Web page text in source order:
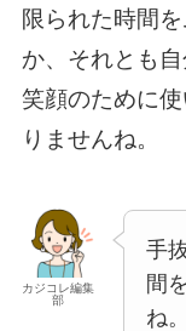
限られた時間
か、それとも
笑顔のために
りませんね。
カジコレ編集
部
手
間
ね。